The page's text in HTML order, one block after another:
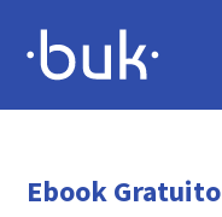
Ebook Gratuito